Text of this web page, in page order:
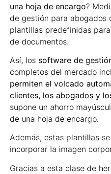
una hoja de encargo?
de gestión para abogados
plantillas predefinidas
de documentos.
Así, los software de
completos del mercado
permiten el volcado
clientes, los abogados y
supone un ahorro
de una hoja de encargo.
Además, estas plantillas
incorporar la imagen
Gracias a esta clase de